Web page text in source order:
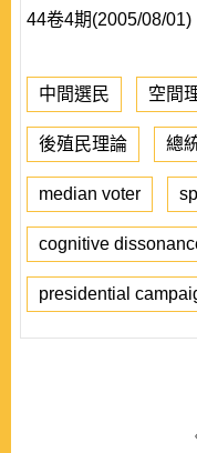
44卷4期(2005/08/01)
中間選民 空間
後殖民理論 總
median voter
cognitive
presidential